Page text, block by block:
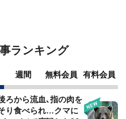
ランキング
週間 無料会員 有料会員
ろから流血､指の肉を
り食べられ…クマに